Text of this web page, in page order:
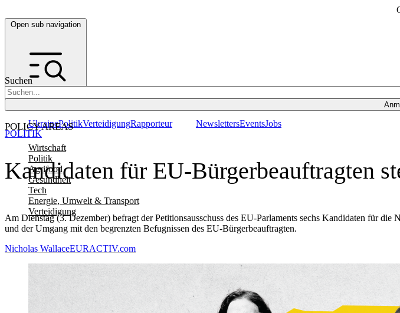
Open sub navigation
Suchen
POLICY AREAS
Wirtschaft
Politik
Agrifood
Gesundheit
Tech
Energie, Umwelt & Transport
Verteidigung
UkrainePolitikVerteidigungRapporteur NewslettersEventsJobs
Kandidaten für EU-Bürgerbeauftragten
Am Dienstag (3. Dezember) befragt der Petitionsausschuss des EU-Parlaments sechs Kandidaten für
und der Umgang mit den begrenzten Befugnissen des EU-Bürgerbeauftragten.
POLITIK
Nicholas WallaceEURACTIV.com